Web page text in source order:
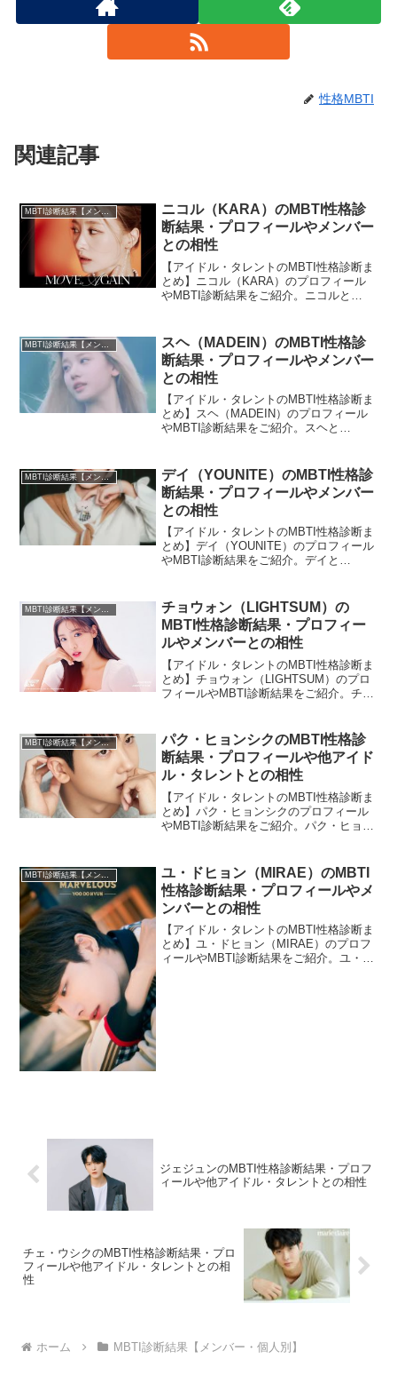
性格MBTI
関連記事
MBTI診断結果【メンバー・個人別】
ニコル（KARA）のMBTI性格診
断結果・プロフィールやメンバー
との相性
【アイドル・タレントのMBTI性格診断ま
とめ】ニコル（KARA）のプロフィール
やMBTI診断結果をご紹介。ニコルと
スヘ（MADEIN）のMBTI性格診
断結果・プロフィールやメンバー
との相性
【アイドル・タレントのMBTI性格診断ま
とめ】スヘ（MADEIN）のプロフィール
やMBTI診断結果をご紹介。スヘと
MBTI診断結果【メンバー・個人別】
デイ（YOUNITE）のMBTI性格診
断結果・プロフィールやメンバー
との相性
【アイドル・タレントのMBTI性格診断ま
とめ】デイ（YOUNITE）のプロフィール
やMBTI診断結果をご紹介。デイと
MBTI診断結果【メンバー・個人別】
チョウォン（LIGHTSUM）の
MBTI性格診断結果・プロフィー
ルやメンバーとの相性
【アイドル・タレントのMBTI性格診断ま
とめ】チョウォン（LIGHTSUM）のプロ
フィールやMBTI診断結果をご紹介。チョ
MBTI診断結果【メンバー・個人別】
パク・ヒョンシクのMBTI性格診
断結果・プロフィールや他アイド
ル・タレントとの相性
【アイドル・タレントのMBTI性格診断ま
とめ】パク・ヒョンシクのプロフィール
やMBTI診断結果をご紹介。パク・ヒョン
MBTI診断結果【メンバー・個人別】
ユ・ドヒョン（MIRAE）のMBTI
性格診断結果・プロフィールやメ
ンバーとの相性
【アイドル・タレントのMBTI性格診断ま
とめ】ユ・ドヒョン（MIRAE）のプロフ
ィールやMBTI診断結果をご紹介。ユ・ド
ジェジュンのMBTI性格診断結果・プロフ
ィールや他アイドル・タレントとの相性
チェ・ウシクのMBTI性格診断結果・プロ
フィールや他アイドル・タレントとの相
性
ホーム MBTI診断結果【メンバー・個人別】